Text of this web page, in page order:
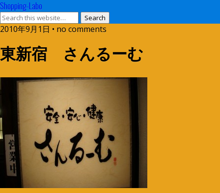
Shopping-Labo
2010年9月1日 • no comments
東新宿 さんるーむ